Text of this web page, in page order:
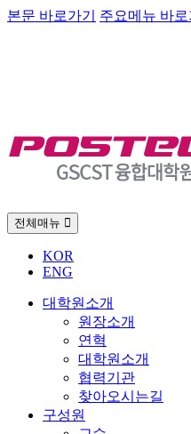
본문 바로가기 주요메뉴 바로
전체매뉴
KOR
ENG
대학원소개
원장소개
연혁
대학원소개
협력기관
찾아오시는길
구성원